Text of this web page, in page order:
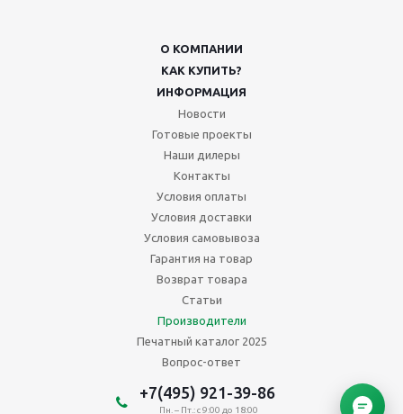
О КОМПАНИИ
КАК КУПИТЬ?
ИНФОРМАЦИЯ
Новости
Готовые проекты
Наши дилеры
Контакты
Условия оплаты
Условия доставки
Условия самовывоза
Гарантия на товар
Возврат товара
Статьи
Производители
Печатный каталог 2025
Вопрос-ответ
+7(495) 921-39-86
Пн. – Пт.: с 9:00 до 18:00